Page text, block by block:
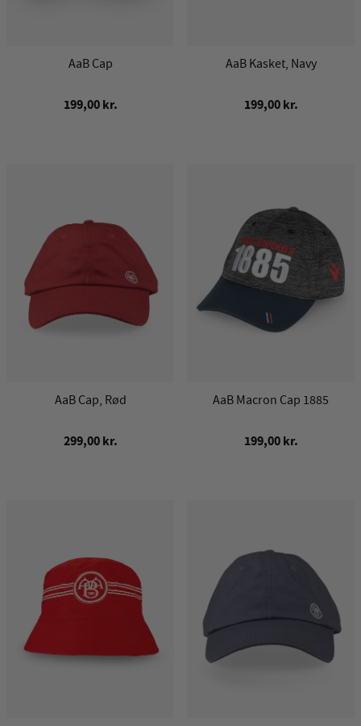
AaB Cap
199,00 kr.
AaB Kasket, Navy
199,00 kr.
AaB Cap, Rød
299,00 kr.
AaB Macron Cap 1885
199,00 kr.